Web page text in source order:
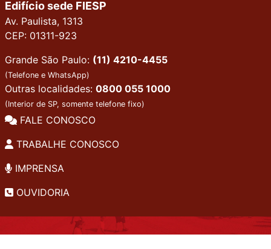
Edifício sede FIESP
Av. Paulista, 1313
CEP: 01311-923
Grande São Paulo: (11) 4210-4455
(Telefone e WhatsApp)
Outras localidades: 0800 055 1000
(Interior de SP, somente telefone fixo)
FALE CONOSCO
TRABALHE CONOSCO
IMPRENSA
OUVIDORIA